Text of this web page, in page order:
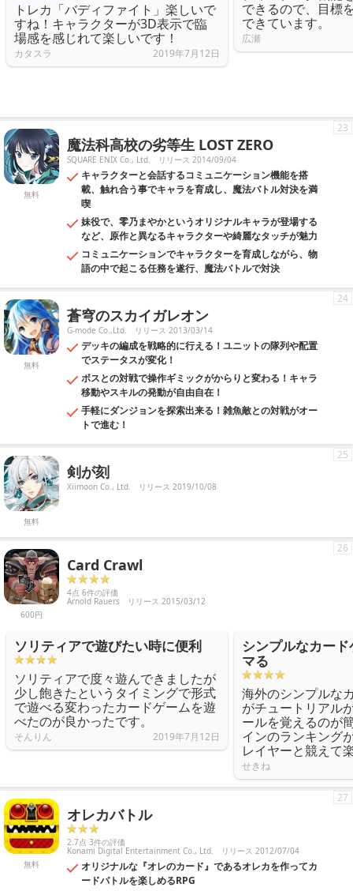
トレカ「バディファイト」楽しいで
すね！キャラクターが3D表示で臨
場感を感じれて楽しいです！
カタスラ 2019年7月12日
できるので、目標
できています。
広瀬
無料
魔法科高校の劣等生 LOST ZERO
SQUARE ENIX Co., Ltd. リリース 2014/09/04
キャラクターと会話するコミュニケーション機能を搭
載、触れ合う事でキャラを育成し、魔法バトル対決を満
喫
妹役で、零乃まやかというオリジナルキャラが登場する
など、原作と異なるキャラクターや綺麗なタッチが魅力
コミュニケーションでキャラクターを育成しながら、物
語の中で起こる任務を遂行、魔法バトルで対決
23
無料
蒼穹のスカイガレオン
G-mode Co.,Ltd. リリース 2013/03/14
デッキの編成を戦略的に行える！ユニットの隊列や配置
でステータスが変化！
ボスとの対戦で操作ギミックがからりと変わる！キャラ
移動やスキルの発動が自由自在！
手軽にダンジョンを探索出来る！雑魚敵との対戦がオー
トで進む！
24
無料
剣が刻
Xiimoon Co., Ltd. リリース 2019/10/08
25
600円
Card Crawl
4点 6件の評価
Arnold Rauers リリース 2015/03/12
26
ソリティアで遊びたい時に便利
ソリティアで度々遊んできましたが
少し飽きたというタイミングで形式
で遊べる変わったカードゲームを遊
べたのが良かったです。
そんりん 2019年7月12日
シンプルなカー
マる
海外のシンプルな
がチュートリアル
ールを覚えるのが
インのランキング
レイヤーと競えて
せきね
無料
オレカバトル
2.7点 3件の評価
Konami Digital Entertainment Co., Ltd. リリース 2012/07/04
オリジナルな『オレのカード』であるオレカを作ってカ
ードバトルを楽しめるRPG
27